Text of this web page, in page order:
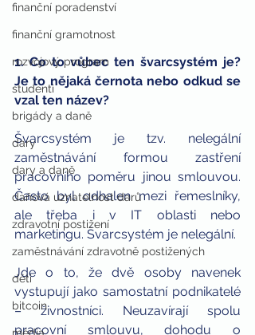
finanční poradenství
finanční gramotnost
rozvojový program
studenti
brigády a daně
dary
dary a daně
daňová uznatelnost darů
zdravotní postižení
zaměstnávání zdravotně postižených
děti
bitcoin
1. Co to vůbec ten švarcsystém je?
Je to nějaká černota nebo odkud se
vzal ten název?
Švarcsystém je tzv. nelegální
zaměstnávání formou zastření
pracovního poměru jinou smlouvou.
Často byl odhalen mezi řemeslníky,
ale třeba i v IT oblasti nebo
marketingu. Švarcsystém je nelegální.
Jde o to, že dvě osoby navenek
vystupují jako samostatní podnikatelé
– živnostníci. Neuzavírají spolu
pracovní smlouvu, dohodu o